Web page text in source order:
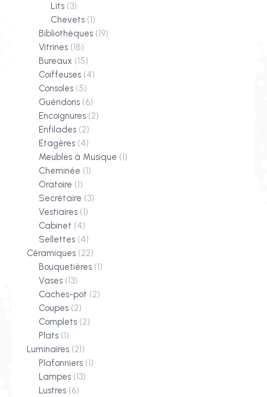
Lits (3)
Chevets (1)
Bibliothèques (19)
Vitrines (18)
Bureaux (15)
Coiffeuses (4)
Consoles (5)
Guéridons (6)
Encoignures (2)
Enfilades (2)
Etagères (4)
Meubles à Musique (1)
Cheminée (1)
Oratoire (1)
Secrétaire (3)
Vestiaires (1)
Cabinet (4)
Sellettes (4)
Céramiques (22)
Bouquetières (1)
Vases (13)
Caches-pot (2)
Coupes (2)
Complets (2)
Plats (1)
Luminaires (21)
Plafonniers (1)
Lampes (13)
Lustres (6)